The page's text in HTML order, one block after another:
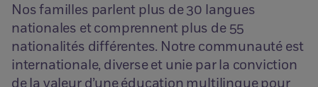
Nos familles parlent plus de 30 langues
nationales et comprennent plus de 55
nationalités différentes. Notre communauté est
internationale, diverse et unie par la conviction